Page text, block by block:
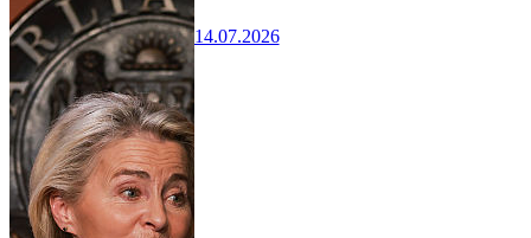
14.07.2026